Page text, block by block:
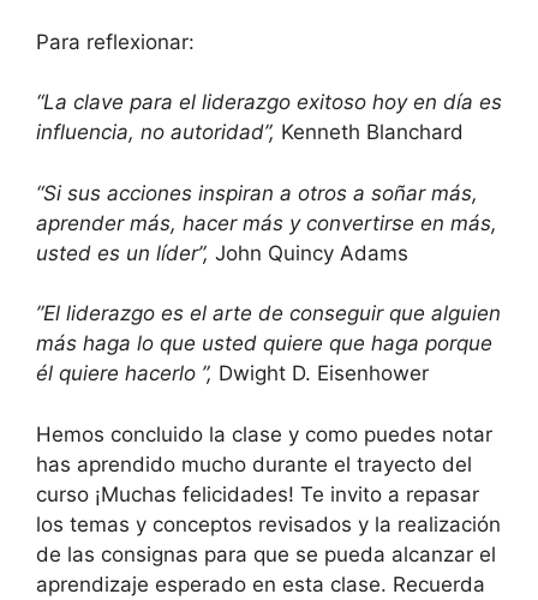
Para reflexionar:
“La clave para el liderazgo exitoso hoy en día es
influencia, no autoridad”, Kenneth Blanchard
“Si sus acciones inspiran a otros a soñar más,
aprender más, hacer más y convertirse en más,
usted es un líder”, John Quincy Adams
”El liderazgo es el arte de conseguir que alguien
más haga lo que usted quiere que haga porque
él quiere hacerlo ”, Dwight D. Eisenhower
Hemos concluido la clase y como puedes notar
has aprendido mucho durante el trayecto del
curso ¡Muchas felicidades! Te invito a repasar
los temas y conceptos revisados y la realización
de las consignas para que se pueda alcanzar el
aprendizaje esperado en esta clase. Recuerda